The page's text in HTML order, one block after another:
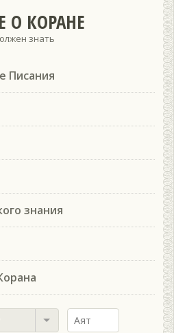
О КОРАНЕ
знать
Писания
знания